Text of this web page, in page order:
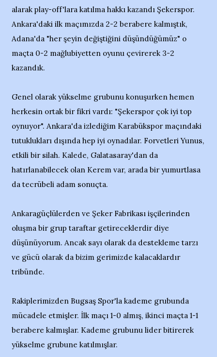
alarak play-off'lara katılma hakkı kazandı Şekerspor.
Ankara'daki ilk maçımızda 2-2 berabere kalmıştık,
Adana'da "her şeyin değiştiğini düşündüğümüz" o
maçta 0-2 mağlubiyetten oyunu çevirerek 3-2
kazandık.
Genel olarak yükselme grubunu konuşurken hemen
herkesin ortak bir fikri vardı: "Şekerspor çok iyi top
oynuyor". Ankara'da izlediğim Karabükspor maçındaki
tutuklukları dışında hep iyi oynadılar. Forvetleri Yunus,
etkili bir silah. Kalede, Galatasaray'dan da
hatırlanabilecek olan Kerem var, arada bir yumurtlasa
da tecrübeli adam sonuçta.
Ankaragüçlülerden ve Şeker Fabrikası işçilerinden
oluşma bir grup taraftar getireceklerdir diye
düşünüyorum. Ancak sayı olarak da destekleme tarzı
ve gücü olarak da bizim gerimizde kalacaklardır
tribünde.
Rakiplerimizden Bugsaş Spor'la kademe grubunda
mücadele etmişler. İlk maçı 1-0 almış, ikinci maçta 1-1
berabere kalmışlar. Kademe grubunu lider bitirerek
yükselme grubune katılmışlar.